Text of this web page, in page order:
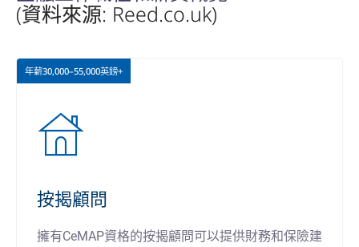
(資料來源: Reed.co.uk)
按揭顧問
擁有CeMAP資格的按揭顧問可以提供財務和保險建
年薪30,000–55,000英鎊+